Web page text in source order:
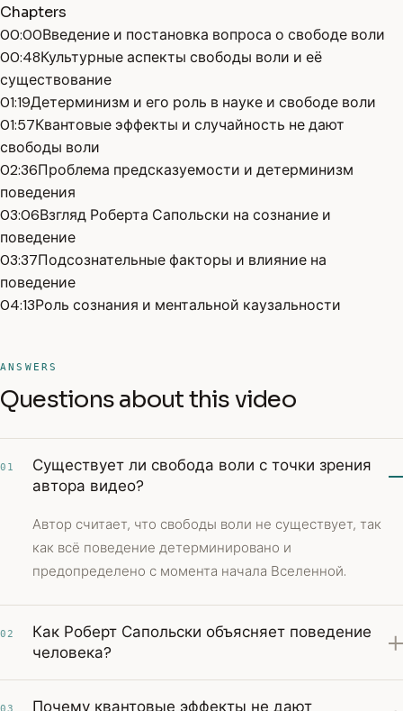
Chapters
00:00Введение и постановка вопроса о свободе воли
00:48Культурные аспекты свободы воли и её
существование
01:19Детерминизм и его роль в науке и свободе воли
01:57Квантовые эффекты и случайность не дают
свободы воли
02:36Проблема предсказуемости и детерминизм
поведения
03:06Взгляд Роберта Сапольски на сознание и
поведение
03:37Подсознательные факторы и влияние на
поведение
04:13Роль сознания и ментальной каузальности
ANSWERS
Questions about this video
01
Существует ли свобода воли с точки зрения
автора видео?
Автор считает, что свободы воли не существует, так
как всё поведение детерминировано и
предопределено с момента начала Вселенной.
02
Как Роберт Сапольски объясняет поведение
человека?
Почему квантовые эффекты не дают